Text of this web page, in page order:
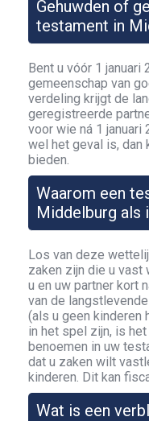
Gehuwden of
testament in
Bent u vóór 1 januari
gemeenschap van
verdeling krijgt de
geregistreerde
voor wie ná 1
wel het geval is, dan
bieden.
Waarom een
Middelburg als
Los van deze
zaken zijn die u vast
u en uw partner kort
van de
(als u geen kinderen
in het spel zijn, is
benoemen in uw
dat u zaken wilt
kinderen. Dit kan
Wat is een